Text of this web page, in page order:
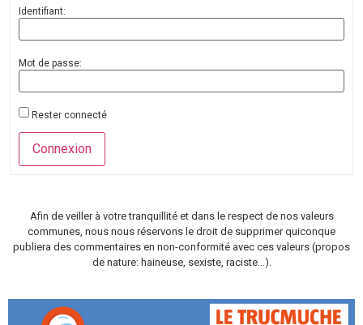
Identifiant:
Mot de passe:
Rester connecté
Connexion
Afin de veiller à votre tranquillité et dans le respect de nos valeurs
communes, nous nous réservons le droit de supprimer quiconque
publiera des commentaires en non-conformité avec ces valeurs (propos
de nature: haineuse, sexiste, raciste…).